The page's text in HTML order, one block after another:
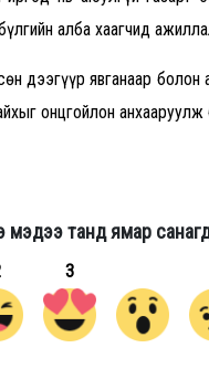
алба хаагчид
дээгүүр явганаар
онцгойлон анхааруулж
мэдээ танд ямар
3